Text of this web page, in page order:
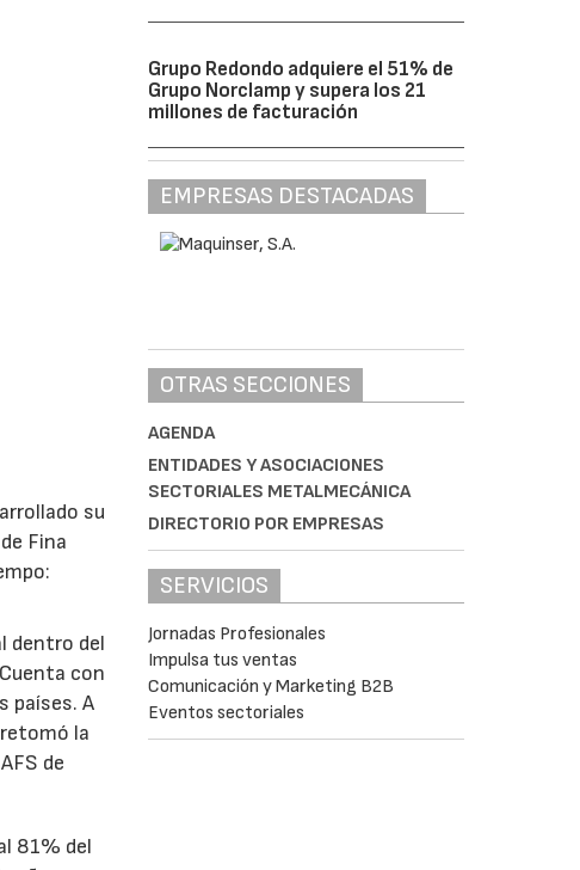
su
Fina
dentro del
con
países. A
la
de
81% del
Grupo Redondo adquiere el 51% de
Grupo Norclamp y supera los 21
millones de facturación
EMPRESAS DESTACADAS
OTRAS SECCIONES
AGENDA
ENTIDADES Y ASOCIACIONES
SECTORIALES METALMECÁNICA
DIRECTORIO POR EMPRESAS
SERVICIOS
Jornadas Profesionales
Impulsa tus ventas
Comunicación y Marketing B2B
Eventos sectoriales